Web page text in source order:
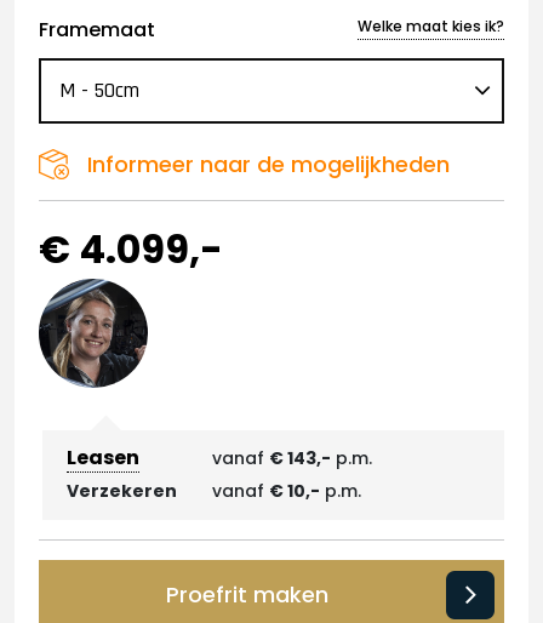
Framemaat Welke maat kies ik?
Informeer naar de mogelijkheden
€ 4.099,-
Leasen vanaf € 143,- p.m.
Verzekeren
vanaf € 10,- p.m.
Proefrit maken